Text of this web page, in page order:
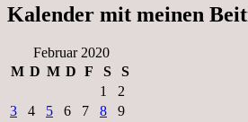
Kalender mit meinen
Februar 2020
M D M D F S
S
1
2
3
4 5 6 7 8
9